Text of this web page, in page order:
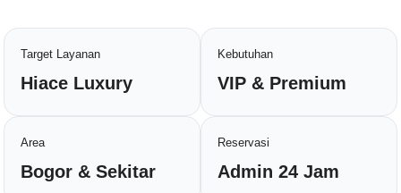
Target Layanan
Hiace Luxury
Kebutuhan
VIP & Premium
Area
Bogor & Sekitar
Reservasi
Admin 24 Jam